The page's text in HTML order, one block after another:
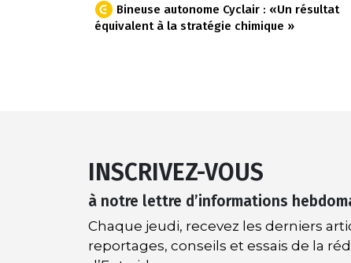
Bineuse autonome Cyclair : «Un résultat
équivalent à la stratégie chimique »
INSCRIVEZ-VOUS
à notre lettre d’informations
Chaque jeudi, recevez les derniers
reportages, conseils et essais de la